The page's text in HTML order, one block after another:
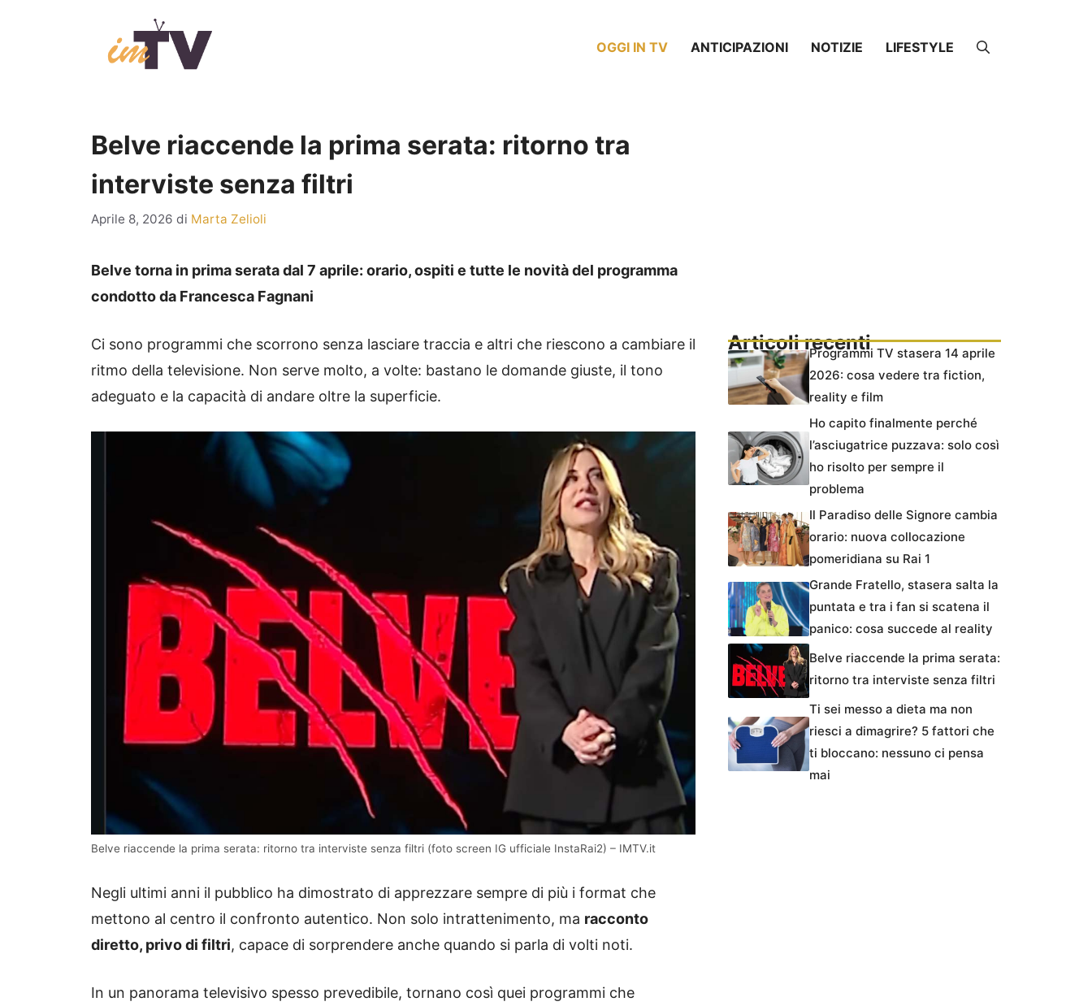
OGGI IN TV ANTICIPAZIONI NOTIZIE LIFESTYLE
Belve riaccende la prima serata: ritorno tra
interviste senza filtri
Aprile 8, 2026 di Marta Zelioli
Belve torna in prima serata dal 7 aprile: orario, ospiti e tutte le novità del programma
condotto da Francesca Fagnani
Ci sono programmi che scorrono senza lasciare traccia e altri che riescono a cambiare il
ritmo della televisione. Non serve molto, a volte: bastano le domande giuste, il tono
adeguato e la capacità di andare oltre la superficie.
Belve riaccende la prima serata: ritorno tra interviste senza filtri (foto screen IG ufficiale InstaRai2) – IMTV.it
Negli ultimi anni il pubblico ha dimostrato di apprezzare sempre di più i format che
mettono al centro il confronto autentico. Non solo intrattenimento, ma racconto
diretto, privo di filtri, capace di sorprendere anche quando si parla di volti noti.
In un panorama televisivo spesso prevedibile, tornano così quei programmi che
Articoli recentiProgrammi TV stasera 14 aprile
2026: cosa vedere tra fiction,
reality e film
Ho capito finalmente perché
l’asciugatrice puzzava: solo così
ho risolto per sempre il
problema
Il Paradiso delle Signore cambia
orario: nuova collocazione
pomeridiana su Rai 1
Grande Fratello, stasera salta la
puntata e tra i fan si scatena il
panico: cosa succede al reality
Belve riaccende la prima serata:
ritorno tra interviste senza filtri
Ti sei messo a dieta ma non
riesci a dimagrire? 5 fattori che
ti bloccano: nessuno ci pensa
mai